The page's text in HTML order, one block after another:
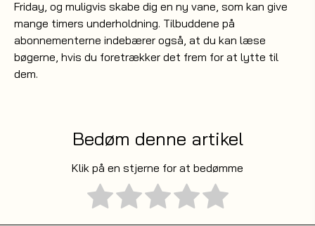
Friday, og muligvis skabe dig en ny vane, som kan give
mange timers underholdning. Tilbuddene på
abonnementerne indebærer også, at du kan læse
bøgerne, hvis du foretrækker det frem for at lytte til
dem.
Bedøm denne artikel
Klik på en stjerne for at bedømme